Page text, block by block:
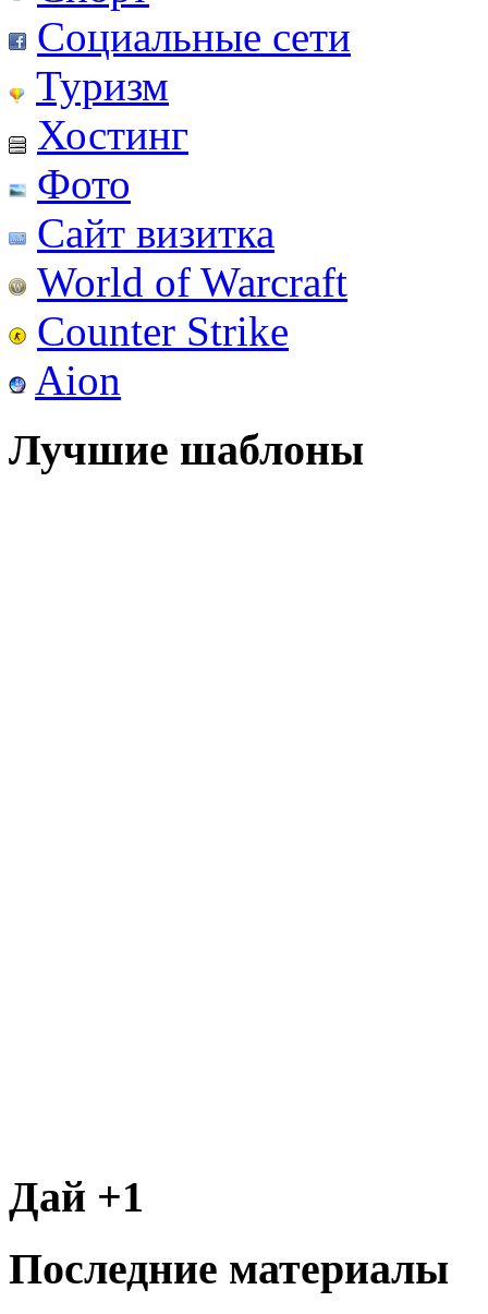
Социальные сети
Туризм
Хостинг
Фото
Сайт визитка
World of Warcraft
Counter Strike
Aion
Лучшие шаблоны
Дай +1
Последние материалы